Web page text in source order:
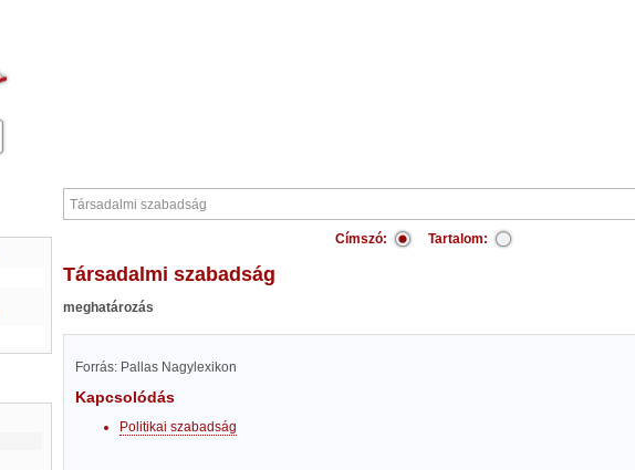
Címszó: Tartalom:
Társadalmi szabadság
meghatározás
Forrás: Pallas Nagylexikon
Kapcsolódás
Politikai szabadság